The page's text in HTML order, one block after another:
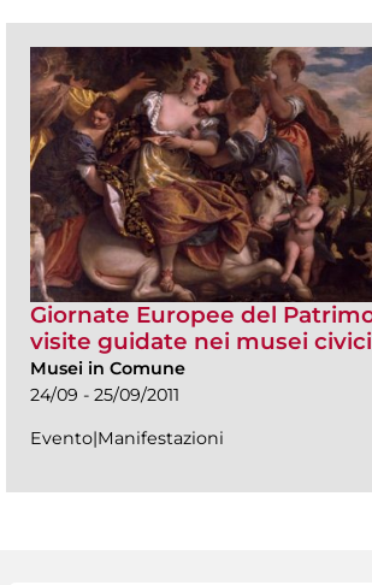
Giornate Europee del
visite guidate nei musei civici
Musei in Comune
24/09 - 25/09/2011
Evento|Manifestazioni